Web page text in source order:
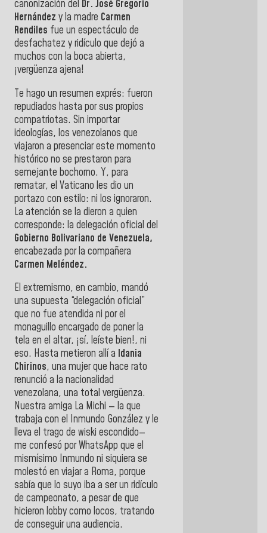
canonización del Dr. José Gregorio
Hernández y la madre Carmen
Rendiles fue un espectáculo de
desfachatez y ridículo que dejó a
muchos con la boca abierta,
¡vergüenza ajena!
Te hago un resumen exprés: fueron
repudiados hasta por sus propios
compatriotas. Sin importar
ideologías, los venezolanos que
viajaron a presenciar este momento
histórico no se prestaron para
semejante bochorno. Y, para
rematar, el Vaticano les dio un
portazo con estilo: ni los ignoraron.
La atención se la dieron a quien
corresponde: la delegación oficial del
Gobierno Bolivariano de Venezuela,
encabezada por la compañera
Carmen Meléndez.
El extremismo, en cambio, mandó
una supuesta “delegación oficial”
que no fue atendida ni por el
monaguillo encargado de poner la
tela en el altar, ¡sí, leíste bien!, ni
eso. Hasta metieron allí a Idania
Chirinos, una mujer que hace rato
renunció a la nacionalidad
venezolana, una total vergüenza.
Nuestra amiga La Michi — la que
trabaja con el Inmundo González y le
lleva el trago de wiski escondido—
me confesó por WhatsApp que el
mismísimo Inmundo ni siquiera se
molestó en viajar a Roma, porque
sabía que lo suyo iba a ser un ridículo
de campeonato, a pesar de que
hicieron lobby como locos, tratando
de conseguir una audiencia.